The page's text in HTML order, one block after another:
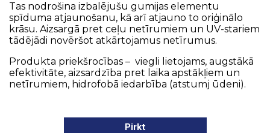
Tas nodrošina izbalējušu gumijas elementu
spīduma atjaunošanu, kā arī atjauno to oriģinālo
krāsu. Aizsargā pret ceļu netīrumiem un UV-stariem
tādējādi novēršot atkārtojamus netīrumus.
Produkta priekšrocības – viegli lietojams, augstākā
efektivitāte, aizsardzība pret laika apstākļiem un
netīrumiem, hidrofobā iedarbība (atstumj ūdeni).
Pirkt